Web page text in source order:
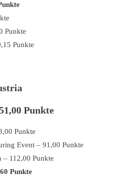
Punkte
Punkte
Punkte
Punkte
Event – 91,00 Punkte
– 112,00 Punkte
Punkte